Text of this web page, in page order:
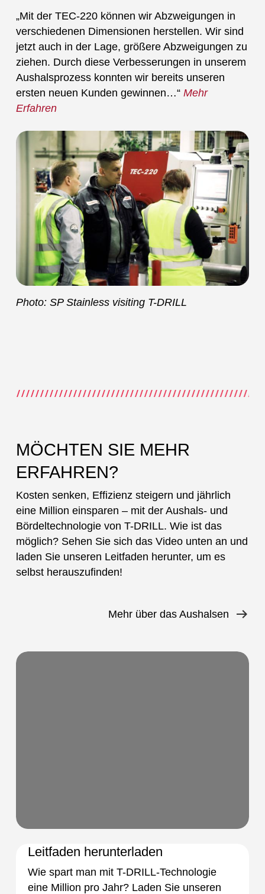
„Mit der TEC-220 können wir Abzweigungen in
verschiedenen Dimensionen herstellen. Wir sind
jetzt auch in der Lage, größere Abzweigungen zu
ziehen. Durch diese Verbesserungen in unserem
Aushalsprozess konnten wir bereits unseren
ersten neuen Kunden gewinnen…“ Mehr
Erfahren
Photo: SP Stainless visiting T-DRILL
MÖCHTEN SIE MEHR
ERFAHREN?
Kosten senken, Effizienz steigern und jährlich
eine Million einsparen – mit der Aushals- und
Bördeltechnologie von T-DRILL. Wie ist das
möglich? Sehen Sie sich das Video unten an und
laden Sie unseren Leitfaden herunter, um es
selbst herauszufinden!
Mehr über das Aushalsen
Leitfaden herunterladen
Wie spart man mit T-DRILL-Technologie
eine Million pro Jahr? Laden Sie unseren